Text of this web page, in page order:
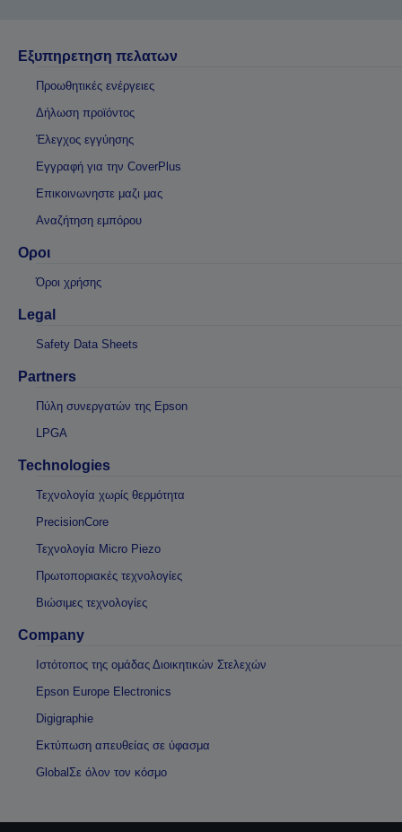
Εξυπηρετηση πελατων
Προωθητικές ενέργειες
Δήλωση προϊόντος
Έλεγχος εγγύησης
Εγγραφή για την CoverPlus
Επικοινωνηστε μαζι μας
Αναζήτηση εμπόρου
Οροι
Όροι χρήσης
Legal
Safety Data Sheets
Partners
Πύλη συνεργατών της Epson
LPGA
Technologies
Τεχνολογία χωρίς θερμότητα
PrecisionCore
Τεχνολογία Micro Piezo
Πρωτοποριακές τεχνολογίες
Βιώσιμες τεχνολογίες
Company
Ιστότοπος της ομάδας Διοικητικών Στελεχών
Epson Europe Electronics
Digigraphie
Εκτύπωση απευθείας σε ύφασμα
GlobalΣε όλον τον κόσμο